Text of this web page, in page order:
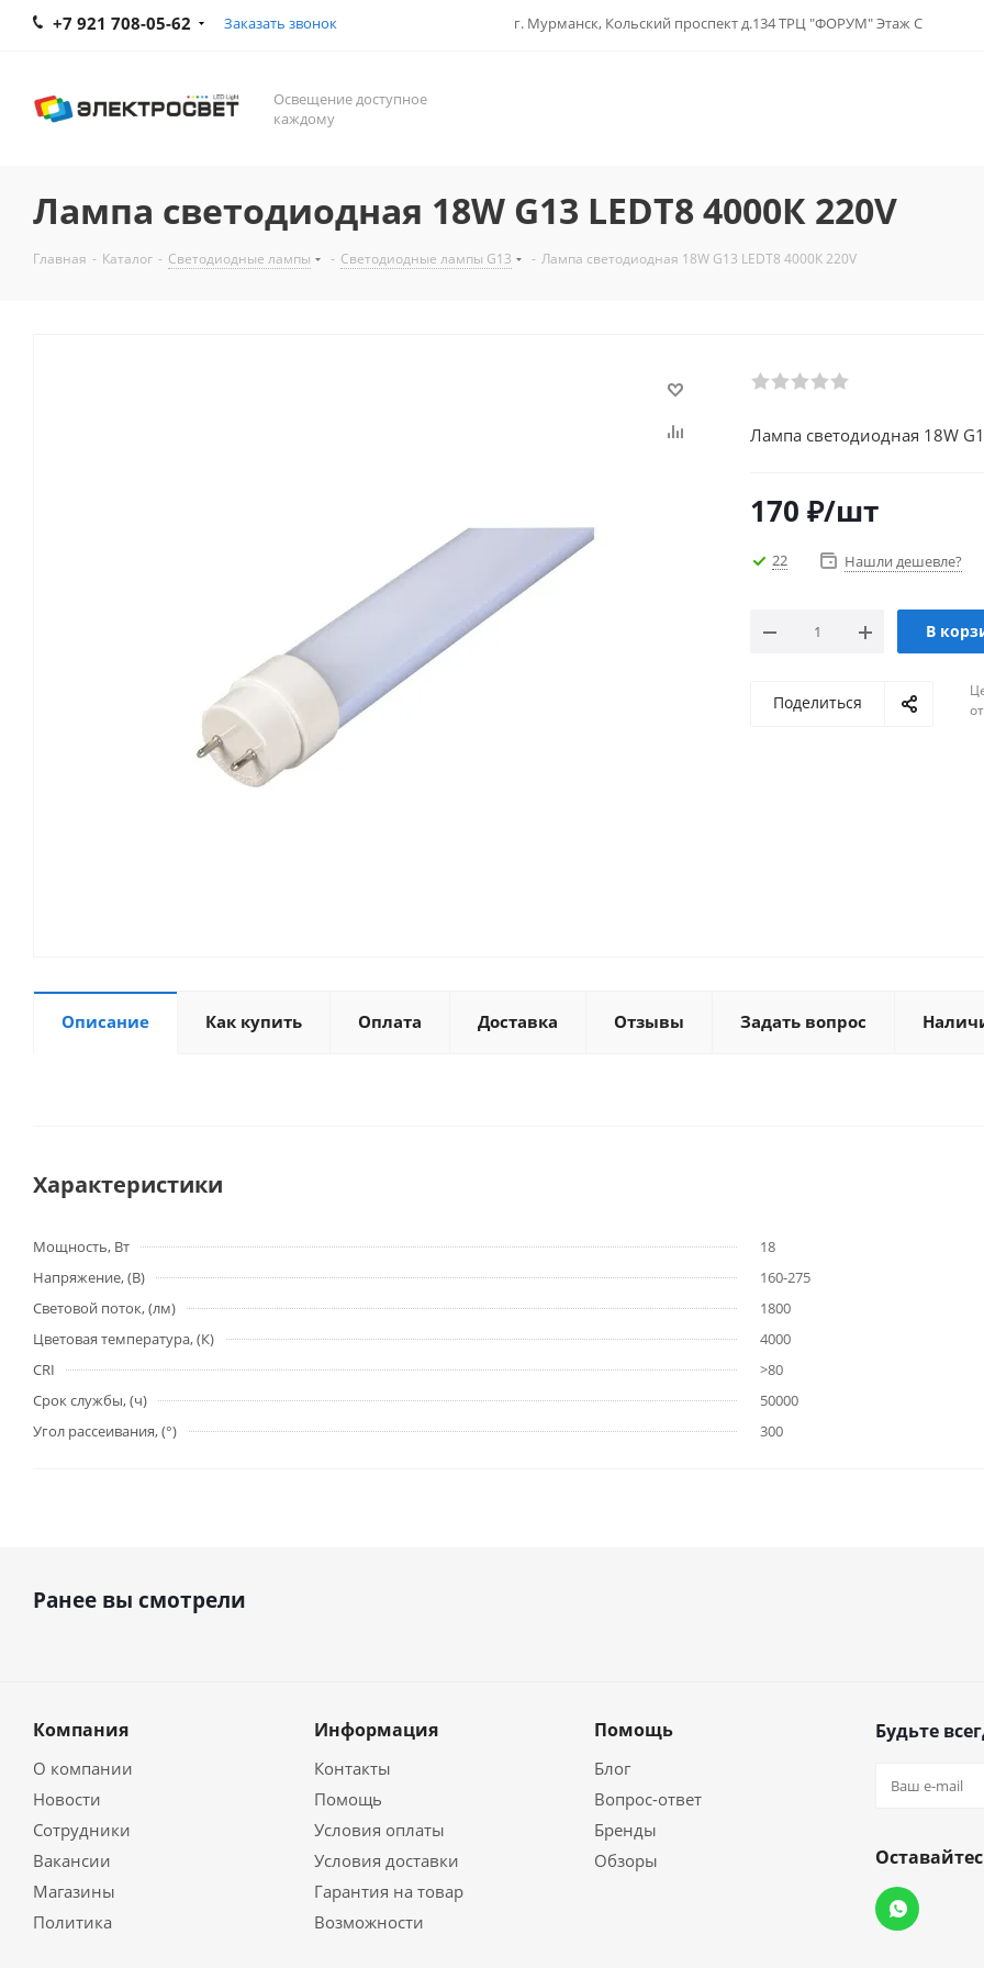
+7 921 708-05-62 Заказать звонок г. Мурманск, Кольский проспект д.134 ТРЦ "ФОРУМ" Этаж С
Освещение доступное
каждому
Лампа светодиодная 18W G13 LEDТ8 4000К 220V
Главная - Каталог - Светодиодные лампы - Светодиодные лампы G13 - Лампа светодиодная 18W G13 LEDТ8 4000К 220V
Лампа светодиодная 18W
170 ₽/шт
22 Нашли дешевле?
В
Поделиться
Описание Как купить Оплата Доставка Отзывы Задать вопрос
Характеристики
Мощность, Вт
18
Напряжение, (В)
160-275
Световой поток, (лм)
1800
Цветовая температура, (К)
4000
CRI
>80
Срок службы, (ч)
50000
Угол рассеивания, (°)
300
Ранее вы смотрели
Компания
О компании
Новости
Сотрудники
Вакансии
Магазины
Политика
Информация
Контакты
Помощь
Условия оплаты
Условия доставки
Гарантия на товар
Возможности
Помощь
Блог
Вопрос-ответ
Бренды
Обзоры
Будьте